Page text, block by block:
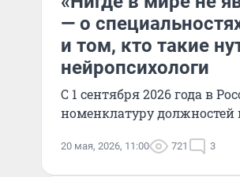
— о
и том, кто такие
нейропсихологи
С 1 сентября 2026 года в
номенклатуру
20 мая, 2026, 11:00 721 3